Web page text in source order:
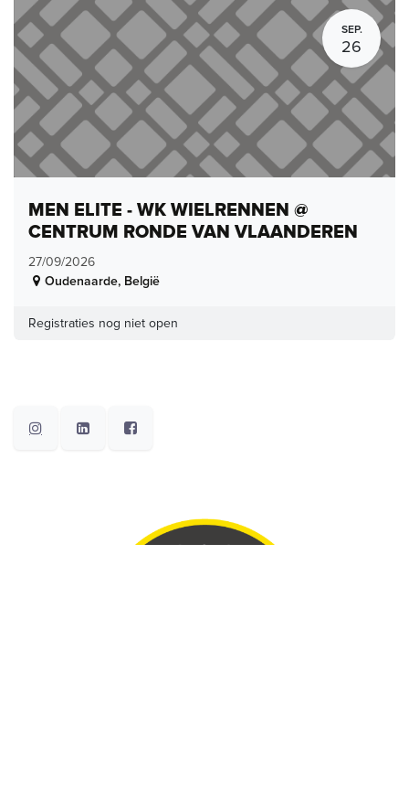
SEP.
26
MEN ELITE - WK WIELRENNEN @
CENTRUM RONDE VAN VLAANDEREN
27/09/2026
Oudenaarde, België
Registraties nog niet open